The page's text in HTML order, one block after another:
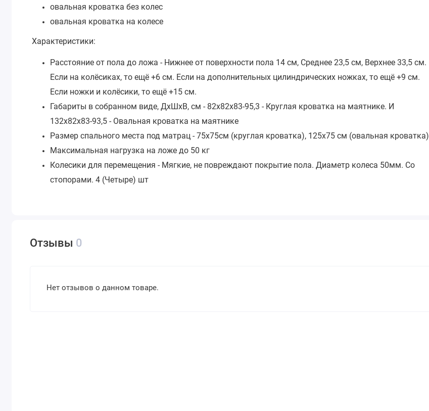
овальная кроватка без колес
овальная кроватка на колесе
Характеристики:
Расстояние от пола до ложа - Нижнее от поверхности пола 14 см, Среднее 23,5 см, Верхнее 33,5 см.
Если на колёсиках, то ещё +6 см. Если на дополнительных цилиндрических ножках, то ещё +9 см.
Если ножки и колёсики, то ещё +15 см.
Габариты в собранном виде, ДхШхВ, см - 82х82х83-95,3 - Круглая кроватка на маятнике. И
132х82х83-93,5 - Овальная кроватка на маятнике
Размер спального места под матрац - 75х75см (круглая кроватка), 125х75 см (овальная кроватка)
Максимальная нагрузка на ложе до 50 кг
Колесики для перемещения - Мягкие, не повреждают покрытие пола. Диаметр колеса 50мм. Со
стопорами. 4 (Четыре) шт
Отзывы 0
Нет отзывов о данном товаре.